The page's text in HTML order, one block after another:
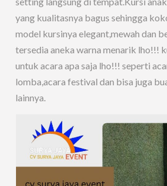
yang kualitasnya bagus sehingga
model kursinya elegant,mewah dan
tersedia aneka warna menarik lho!!!
untuk acara apa saja lho!!! seperti
lomba,acara festival dan bisa juga
lainnya.